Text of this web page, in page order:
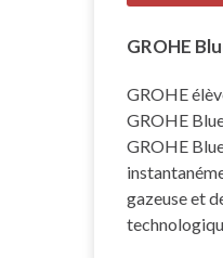
GROHE
GROHE
GROHE
GROHE
gazeuse et